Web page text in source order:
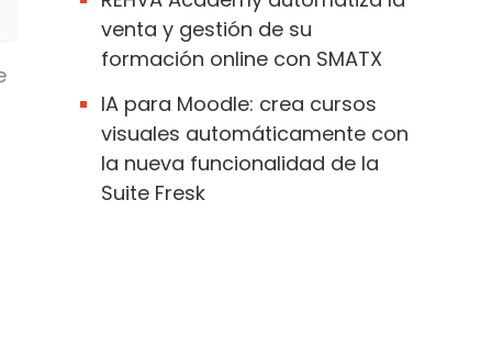
venta y gestión de su
formación online con SMATX
IA para Moodle: crea cursos
visuales automáticamente con
la nueva funcionalidad de la
Suite Fresk